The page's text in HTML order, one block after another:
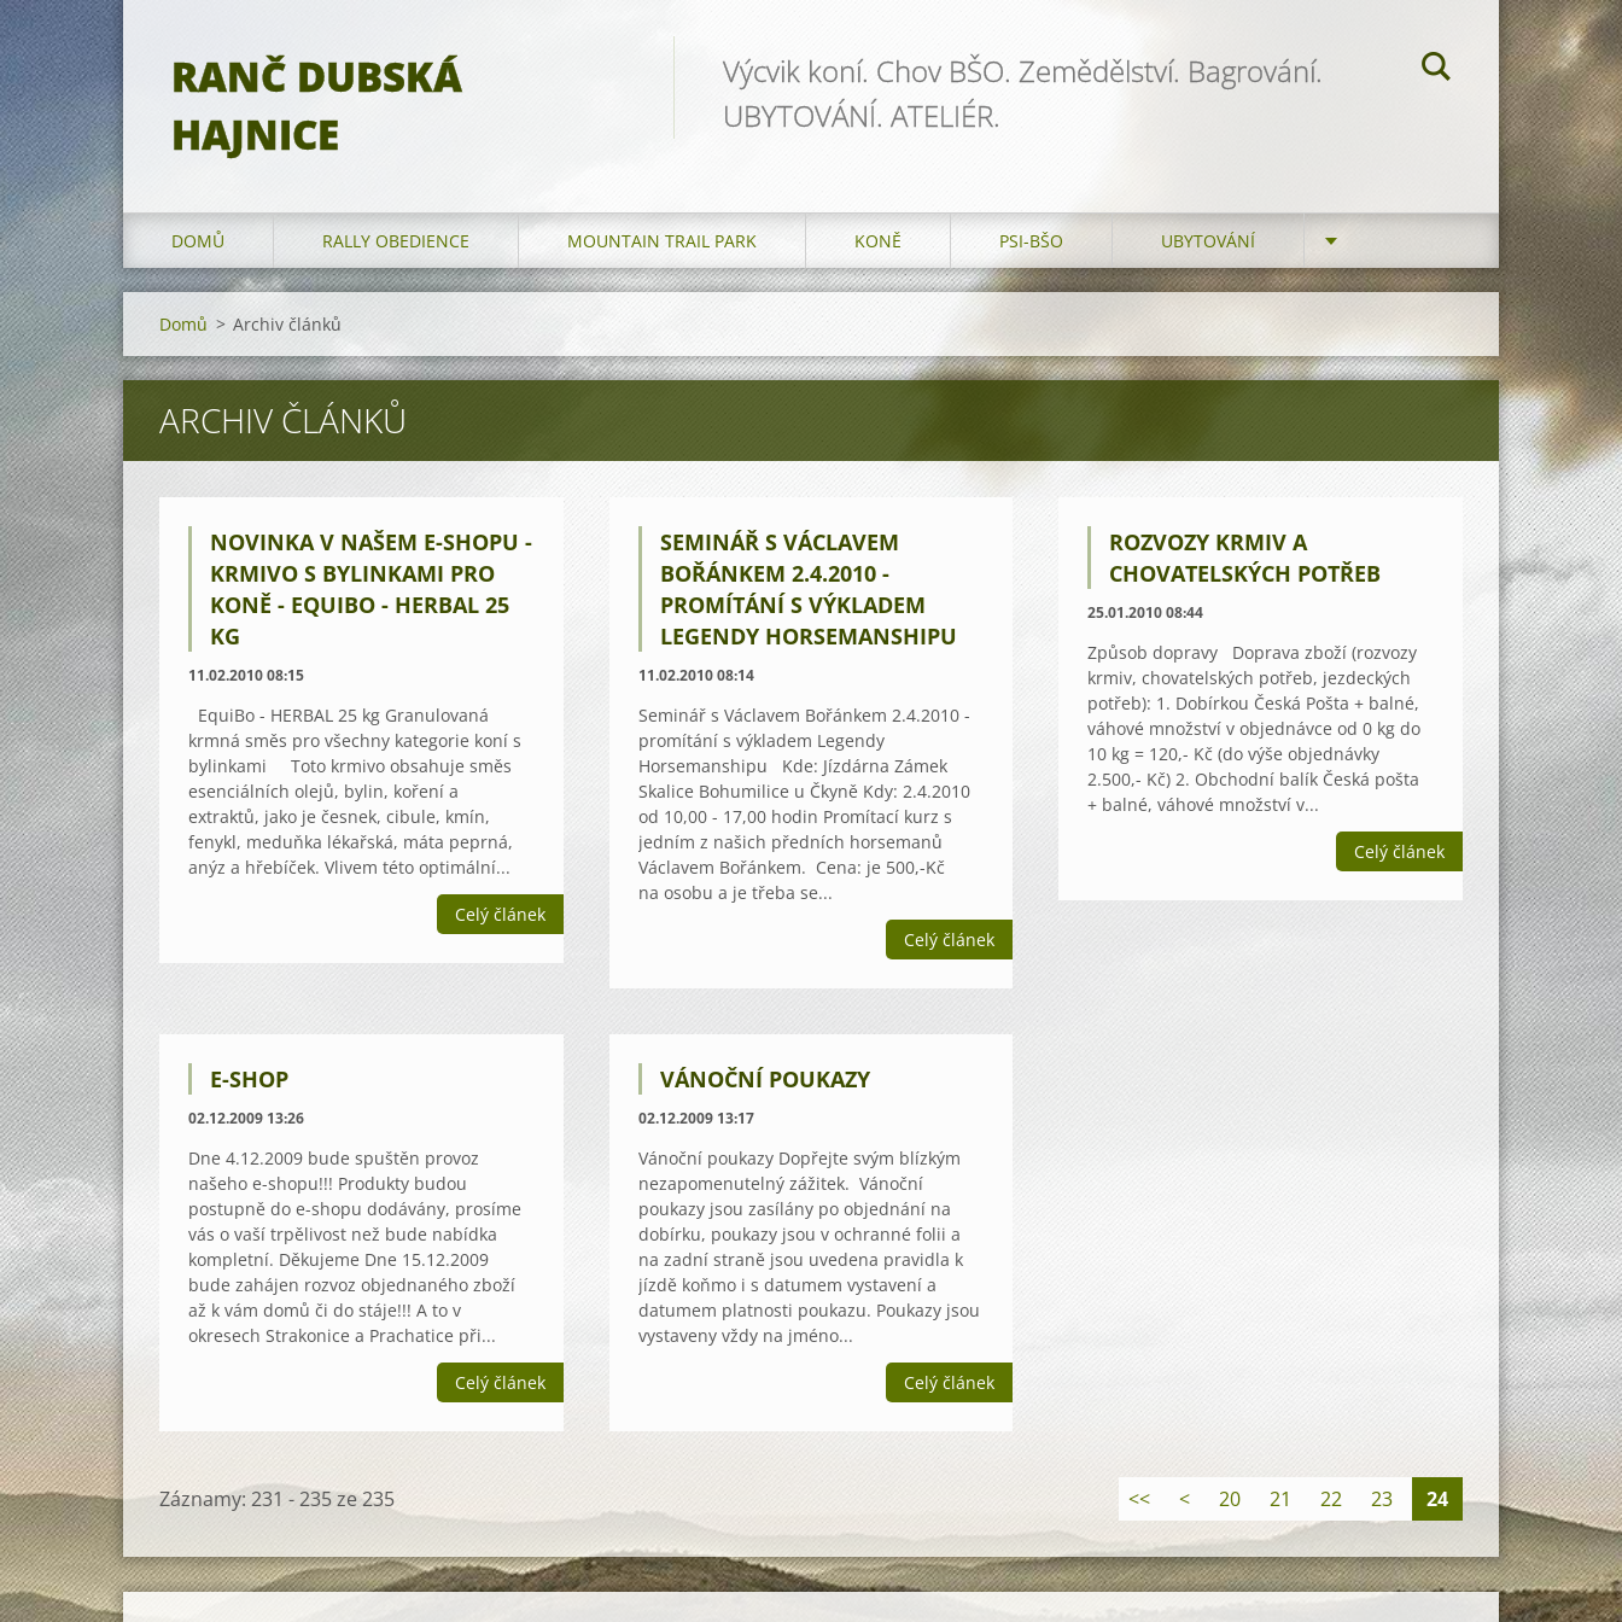
RANČ DUBSKÁ
HAJNICE
Výcvik koní. Chov BŠO. Zemědělství. Bagrování.
UBYTOVÁNÍ. ATELIÉR.
DOMŮ RALLY OBEDIENCE MOUNTAIN TRAIL PARK KONĚ PSI-BŠO UBYTOVÁNÍ
Domů > Archiv článků
ARCHIV ČLÁNKŮ
NOVINKA V NAŠEM E-SHOPU -
KRMIVO S BYLINKAMI PRO
KONĚ - EQUIBO - HERBAL 25
KG
11.02.2010 08:15
EquiBo - HERBAL 25 kg Granulovaná
krmná směs pro všechny kategorie koní s
bylinkami Toto krmivo obsahuje směs
esenciálních olejů, bylin, koření a
extraktů, jako je česnek, cibule, kmín,
fenykl, meduňka lékařská, máta peprná,
anýz a hřebíček. Vlivem této optimální...
Celý článek
SEMINÁŘ S VÁCLAVEM
BOŘÁNKEM 2.4.2010 -
PROMÍTÁNÍ S VÝKLADEM
LEGENDY HORSEMANSHIPU
11.02.2010 08:14
Seminář s Václavem Bořánkem 2.4.2010 -
promítání s výkladem Legendy
Horsemanshipu Kde: Jízdárna Zámek
Skalice Bohumilice u Čkyně Kdy: 2.4.2010
od 10,00 - 17,00 hodin Promítací kurz s
jedním z našich předních horsemanů
Václavem Bořánkem. Cena: je 500,-Kč
na osobu a je třeba se...
Celý článek
ROZVOZY KRMIV A
CHOVATELSKÝCH POTŘEB
25.01.2010 08:44
Způsob dopravy Doprava zboží (rozvozy
krmiv, chovatelských potřeb, jezdeckých
potřeb): 1. Dobírkou Česká Pošta + balné,
váhové množství v objednávce od 0 kg do
10 kg = 120,- Kč (do výše objednávky
2.500,- Kč) 2. Obchodní balík Česká pošta
+ balné, váhové množství v...
Celý článek
E-SHOP
02.12.2009 13:26
Dne 4.12.2009 bude spuštěn provoz
našeho e-shopu!!! Produkty budou
postupně do e-shopu dodávány, prosíme
vás o vaší trpělivost než bude nabídka
kompletní. Děkujeme Dne 15.12.2009
bude zahájen rozvoz objednaného zboží
až k vám domů či do stáje!!! A to v
okresech Strakonice a Prachatice při...
Celý článek
VÁNOČNÍ POUKAZY
02.12.2009 13:17
Vánoční poukazy Dopřejte svým blízkým
nezapomenutelný zážitek. Vánoční
poukazy jsou zasílány po objednání na
dobírku, poukazy jsou v ochranné folii a
na zadní straně jsou uvedena pravidla k
jízdě koňmo i s datumem vystavení a
datumem platnosti poukazu. Poukazy jsou
vystaveny vždy na jméno...
Celý článek
Záznamy: 231 - 235 ze 235 << < 20 21 22 23 24